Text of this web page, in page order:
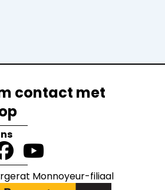
contact met
Monnoyeur-filiaal